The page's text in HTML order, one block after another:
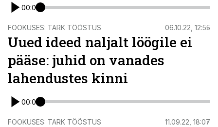
00:00
FOOKUSES: TARK TÖÖSTUS 06.10.22, 12:55
Uued ideed naljalt löögile ei
pääse: juhid on vanades
lahendustes kinni
00:00
FOOKUSES: TARK TÖÖSTUS 11.09.22, 18:07